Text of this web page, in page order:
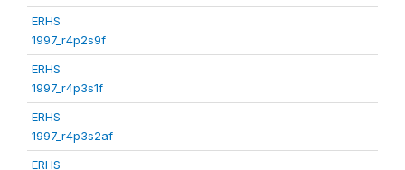
ERHS
1997_r4p2s9f
ERHS
1997_r4p3s1f
ERHS
1997_r4p3s2af
ERHS